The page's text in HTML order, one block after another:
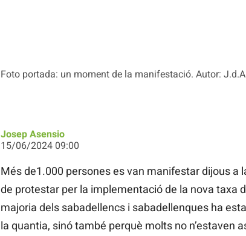
Foto portada: un moment de la manifestació. Autor:
Josep Asensio
15/06/2024 09:00
Més de1.000 persones es van manifestar dijous a
de protestar per la implementació de la nova taxa
majoria dels sabadellencs i sabadellenques ha
la quantia, sinó també perquè molts no n’estaven